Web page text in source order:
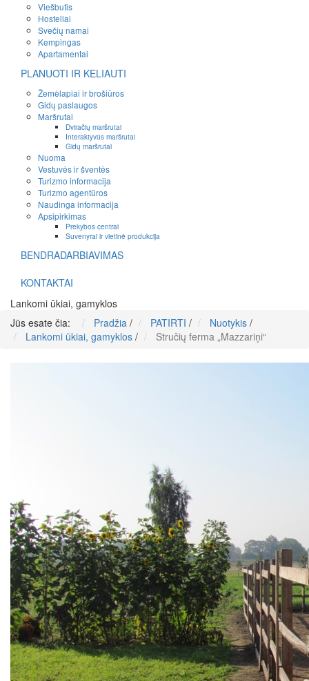
Viešbutis
Hosteliai
Svečių namai
Kempingas
Apartamentai
PLANUOTI IR KELIAUTI
Žemėlapiai ir brošiūros
Gidų paslaugos
Maršrutai
Dviračių maršrutai
Interaktyvūs maršrutai
Gidų maršrutai
Nuoma
Vestuvės ir šventės
Turizmo informacija
Turizmo agentūros
Naudinga informacija
Apsipirkimas
Prekybos centrai
Suvenyrai ir vietinė produkcija
BENDRADARBIAVIMAS
KONTAKTAI
Lankomi ūkiai, gamyklos
Jūs esate čia:
Pradžia / PATIRTI / Nuotykis /
Lankomi ūkiai, gamyklos / Stručių ferma „Mazzariņi“